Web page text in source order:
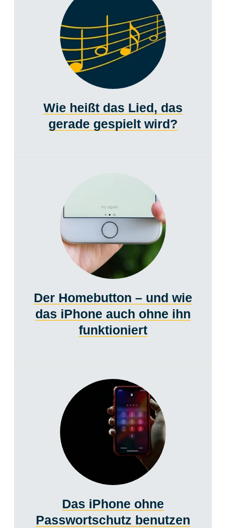
Wie heißt das Lied, das
gerade gespielt wird?
Der Homebutton – und wie
das iPhone auch ohne ihn
funktioniert
Das iPhone ohne
Passwortschutz benutzen